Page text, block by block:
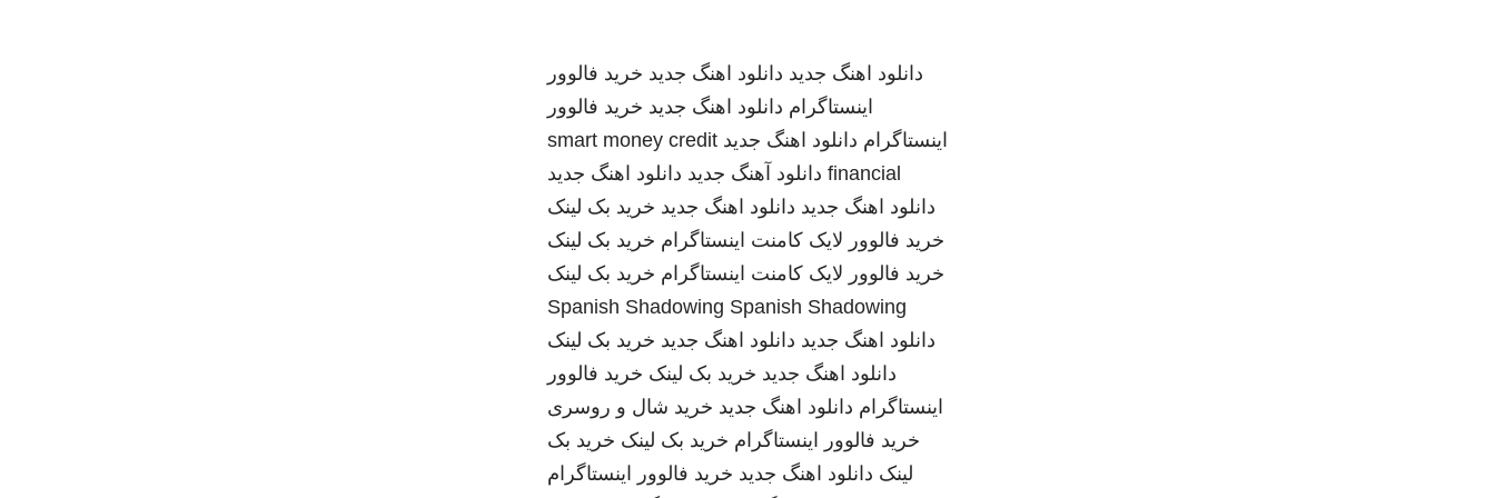
دانلود اهنگ جدید دانلود اهنگ جدید خرید فالوور
اینستاگرام دانلود اهنگ جدید خرید فالوور
اینستاگرام دانلود اهنگ جدید smart money credit
financial دانلود آهنگ جدید دانلود اهنگ جدید
دانلود اهنگ جدید دانلود اهنگ جدید خرید بک لینک
خرید فالوور لایک کامنت اینستاگرام خرید بک لینک
خرید فالوور لایک کامنت اینستاگرام خرید بک لینک
Spanish Shadowing Spanish Shadowing
دانلود اهنگ جدید دانلود اهنگ جدید خرید بک لینک
دانلود اهنگ جدید خرید بک لینک خرید فالوور
اینستاگرام دانلود اهنگ جدید خرید شال و روسری
خرید فالوور اینستاگرام خرید بک لینک خرید بک
لینک دانلود اهنگ جدید خرید فالوور اینستاگرام